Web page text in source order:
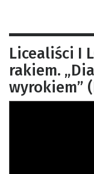
Licealiści I
rakiem.
wyrokiem”